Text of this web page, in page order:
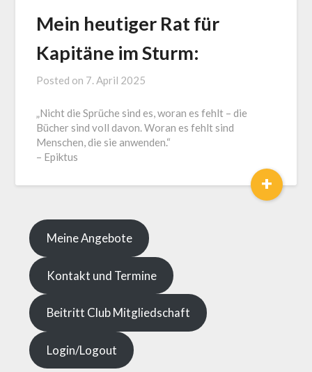
Mein heutiger Rat für
Kapitäne im Sturm:
Posted on 7. April 2025
LOGA,
Lotse
und
„Nicht die Sprüche sind es, woran es fehlt – die
Bücher sind voll davon. Woran es fehlt sind
Menschen, die sie anwenden.“
– Epiktus
+
Meine Angebote
Kontakt und Termine
Beitritt Club Mitgliedschaft
Login/Logout